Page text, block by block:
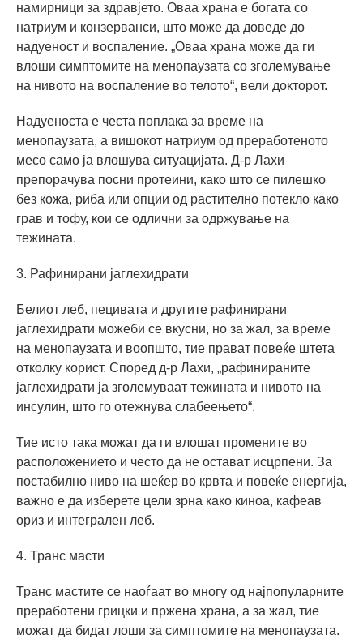
намирници за здравјето. Оваа храна е богата со
натриум и конзерванси, што може да доведе до
надуеност и воспаление. „Оваа храна може да ги
влоши симптомите на менопаузата со зголемување
на нивото на воспаление во телото“, вели докторот.
Надуеноста е честа поплака за време на
менопаузата, а вишокот натриум од преработеното
месо само ја влошува ситуацијата. Д-р Лахи
препорачува посни протеини, како што се пилешко
без кожа, риба или опции од растително потекло како
грав и тофу, кои се одлични за одржување на
тежината.
3. Рафинирани јаглехидрати
Белиот леб, пецивата и другите рафинирани
јаглехидрати можеби се вкусни, но за жал, за време
на менопаузата и воопшто, тие прават повеќе штета
отколку корист. Според д-р Лахи, „рафинираните
јаглехидрати ја зголемуваат тежината и нивото на
инсулин, што го отежнува слабеењето“.
Тие исто така можат да ги влошат промените во
расположението и често да не остават исцрпени. За
постабилно ниво на шеќер во крвта и повеќе енергија,
важно е да изберете цели зрна како киноа, кафеав
ориз и интегрален леб.
4. Транс масти
Транс мастите се наоѓаат во многу од најпопуларните
преработени грицки и пржена храна, а за жал, тие
можат да бидат лоши за симптомите на менопаузата.